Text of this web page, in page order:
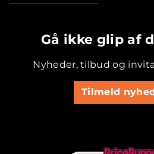
Gå ikke glip af
Nyheder, tilbud og
Tilmeld